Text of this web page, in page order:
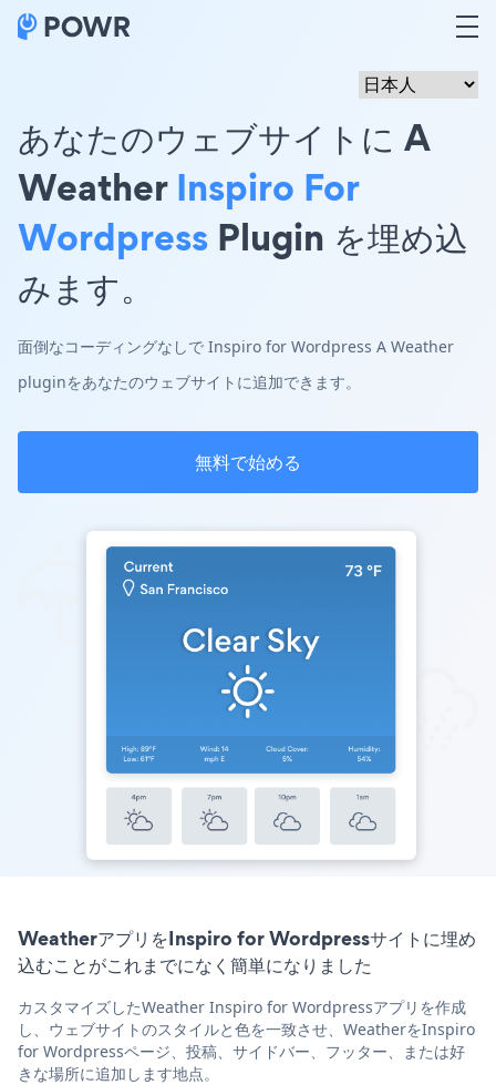
あなたのウェブサイトに A
WeatherInspiro For
Wordpress Plugin を埋め込
みます。
面倒なコーディングなしで Inspiro for Wordpress A Weather
pluginをあなたのウェブサイトに追加できます。
無料で始める
WeatherアプリをInspiro for Wordpressサイトに埋め
込むことがこれまでになく簡単になりました
カスタマイズしたWeather Inspiro for Wordpressアプリを作成
し、ウェブサイトのスタイルと色を一致させ、WeatherをInspiro
for Wordpressページ、投稿、サイドバー、フッター、または好
きな場所に追加します地点。